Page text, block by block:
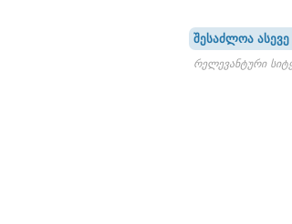
შესაძლოა
რელევანტური